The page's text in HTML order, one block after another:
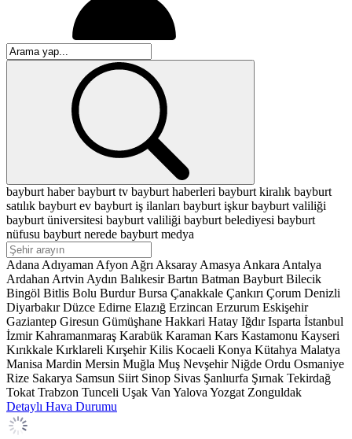
bayburt haberbayburt tv bayburt haberleri bayburt kiralık bayburt
satılık bayburt ev bayburt iş ilanları bayburt işkurbayburt valiliği
bayburt üniversitesi bayburt valiliği bayburt belediyesi bayburt
nüfusu bayburt nerede bayburt medya
Adana Adıyaman Afyon Ağrı Aksaray Amasya Ankara Antalya
Ardahan Artvin Aydın Balıkesir Bartın Batman Bayburt Bilecik
Bingöl Bitlis Bolu Burdur Bursa Çanakkale Çankırı Çorum Denizli
Diyarbakır Düzce Edirne Elazığ Erzincan Erzurum Eskişehir
Gaziantep Giresun Gümüşhane Hakkari Hatay Iğdır Isparta İstanbul
İzmir Kahramanmaraş Karabük Karaman Kars Kastamonu Kayseri
Kırıkkale Kırklareli Kırşehir Kilis Kocaeli Konya Kütahya Malatya
Manisa Mardin Mersin Muğla Muş Nevşehir Niğde Ordu Osmaniye
Rize Sakarya Samsun Siirt Sinop Sivas Şanlıurfa Şırnak Tekirdağ
Tokat Trabzon Tunceli Uşak Van Yalova Yozgat Zonguldak
Detaylı Hava Durumu